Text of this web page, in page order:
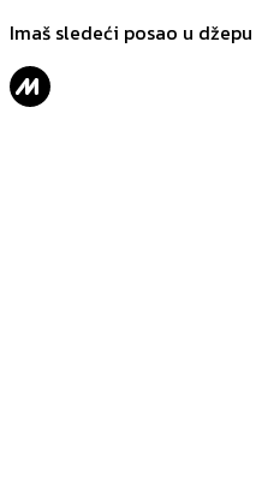
Imaš sledeći posao u džepu